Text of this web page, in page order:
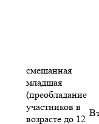
смешанная
младшая
(преобладание
участников в
возрасте до 12